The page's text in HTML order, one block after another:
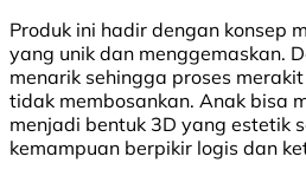
Produk ini hadir dengan konsep
yang unik dan menggemaskan.
menarik sehingga proses
tidak membosankan. Anak bisa
menjadi bentuk 3D yang estetik
kemampuan berpikir logis dan